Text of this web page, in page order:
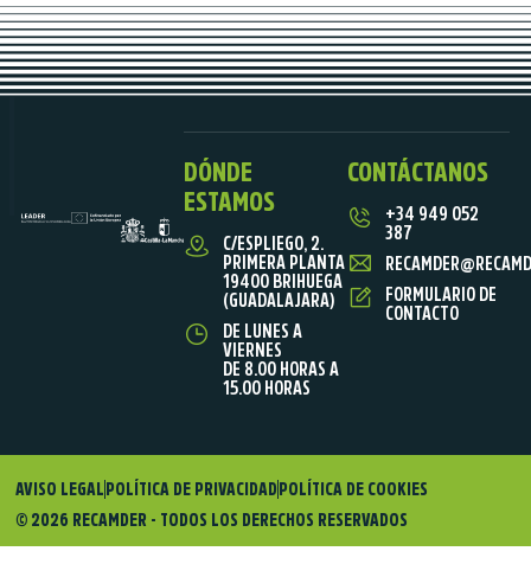
DÓNDE
ESTAMOS
C/ESPLIEGO, 2.
PRIMERA PLANTA
19400 BRIHUEGA
(GUADALAJARA)
DE LUNES A
VIERNES
DE 8.00 HORAS A
15.00 HORAS
CONTÁCTANOS
+34 949 052
387
FORMULARIO DE
CONTACTO
© 2026 RECAMDER - TODOS LOS DERECHOS RESERVADOS
AVISO LEGAL POLÍTICA DE PRIVACIDAD POLÍTICA DE COOKIES